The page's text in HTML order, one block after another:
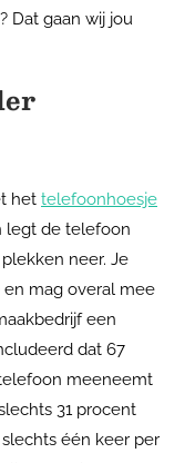
Dat gaan wij jou
het telefoonhoesje
legt de telefoon
neer. Je
mag overal mee
een
dat 67
meeneemt
31 procent
één keer per